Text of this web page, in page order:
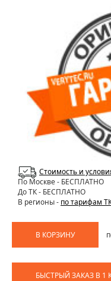
Стоимость и
По Москве- БЕСПЛАТНО
До ТК - БЕСПЛАТНО
В регионы - по тарифам
В КОРЗИНУ
БЫСТРЫЙ ЗАКАЗ В 1